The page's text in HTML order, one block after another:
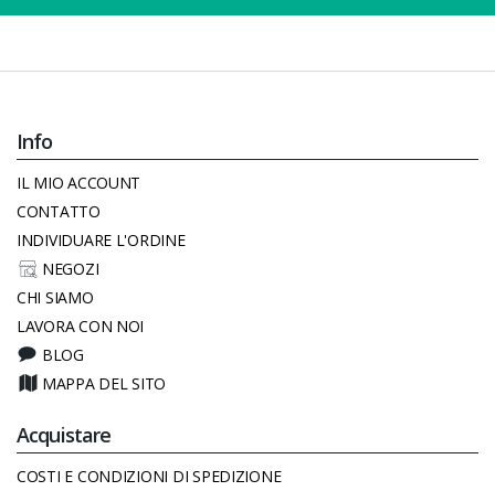
Info
IL MIO ACCOUNT
CONTATTO
INDIVIDUARE L'ORDINE
NEGOZI
CHI SIAMO
LAVORA CON NOI
BLOG
MAPPA DEL SITO
Acquistare
COSTI E CONDIZIONI DI SPEDIZIONE